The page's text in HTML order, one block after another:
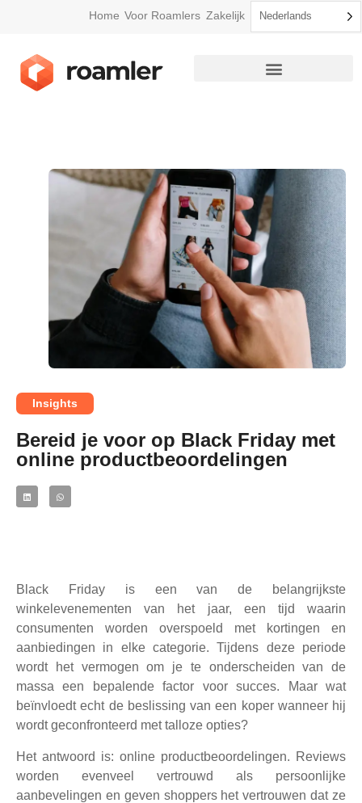
Home Voor Roamlers Zakelijk Nederlands
Insights
Bereid je voor op Black Friday met
online productbeoordelingen
Black Friday is een van de belangrijkste
winkelevenementen van het jaar, een tijd waarin
consumenten worden overspoeld met kortingen en
aanbiedingen in elke categorie. Tijdens deze periode
wordt het vermogen om je te onderscheiden van de
massa een bepalende factor voor succes. Maar wat
beïnvloedt echt de beslissing van een koper wanneer hij
wordt geconfronteerd met talloze opties?
Het antwoord is: online productbeoordelingen. Reviews
worden evenveel vertrouwd als persoonlijke
aanbevelingen en geven shoppers het vertrouwen dat ze